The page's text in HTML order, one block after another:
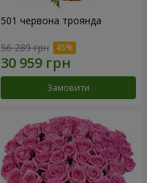
501 червона троянда
56 289 грн
Замовити